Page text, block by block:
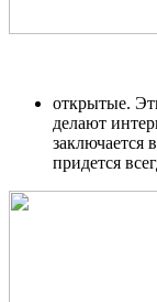
открытые.
делают
заключается
придется